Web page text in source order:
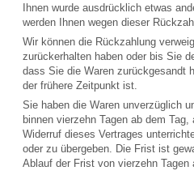
Ihnen wurde ausdrücklich etwas
werden Ihnen wegen dieser
Wir können die Rückzahlung
zurückerhalten haben oder bis Sie
dass Sie die Waren zurückgesandt
der frühere Zeitpunkt ist.
Sie haben die Waren unverzüglich
binnen vierzehn Tagen ab dem
Widerruf dieses Vertrages
oder zu übergeben. Die Frist ist
Ablauf der Frist von vierzehn Tagen